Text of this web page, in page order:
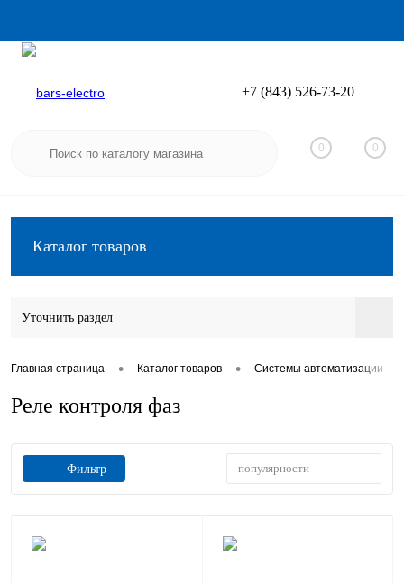
Вход
+7 (843) 526-73-20
0 0
Каталог товаров
Уточнить раздел
Главная страница • Каталог товаров • Системы автоматизации
Реле контроля фаз
Фильтр популярности